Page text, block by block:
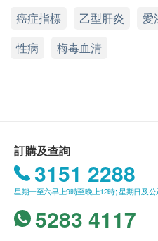
衣原體檢測
陰道毛滴蟲
生殖支原體
人型支原體
解脲支原體
白色念珠菌DNA測試
性病檢查
有效期
本身體檢查計劃有效期為
認付款日期起計)接受有關
疫苗註射均由註冊醫生/醫
此項交易必須經醫生評估
醫生認為不適合注射疫苗
數費用退回。
星期一至五︰9:00a.m. –
星期日及公眾假期︰休息
癌症指標
乙型肝炎 愛
性病
梅毒血清
訂購及查詢
3151 2288
星期一至六早上9時至晚上12時; 星期日及
5283 4117